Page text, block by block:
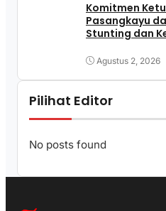
Komitmen
Pasangkayu
Stunting dan
Agustus 2, 2026
Pilihat Editor
No posts found